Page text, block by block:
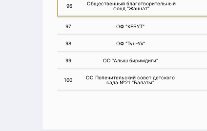
96
Общественный благотворительный
фонд "Жаннат"
97 ОФ "КЕБУТ"
98 ОФ "Тун-Ук"
99 ОО "Алыш биримдиги"
100
ОО Попечительский совет детского
сада №21 "Балаты"